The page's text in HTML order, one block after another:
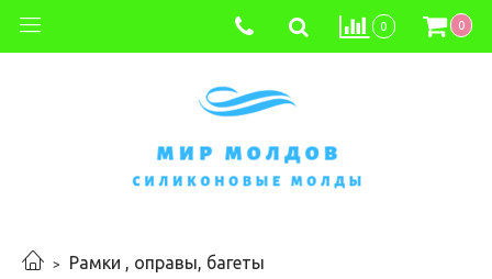
0 0
Рамки , оправы, багеты